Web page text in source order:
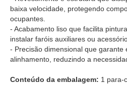
baixa velocidade, protegendo
ocupantes.
- Acabamento liso que facilita
instalar faróis auxiliares ou
- Precisão dimensional que garante
alinhamento, reduzindo a
Conteúdo da embalagem: 1 para-